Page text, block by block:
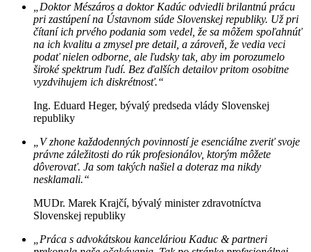
„Doktor Mészáros a doktor Kadúc odviedli brilantnú prácu
pri zastúpení na Ústavnom súde Slovenskej republiky. Už pri
čítaní ich prvého podania som vedel, že sa môžem spoľahnúť
na ich kvalitu a zmysel pre detail, a zároveň, že vedia veci
podať nielen odborne, ale ľudsky tak, aby im porozumelo
široké spektrum ľudí. Bez ďalších detailov pritom osobitne
vyzdvihujem ich diskrétnosť.“
Ing. Eduard Heger, bývalý predseda vlády Slovenskej
republiky
„V zhone každodenných povinností je esenciálne zveriť svoje
právne záležitosti do rúk profesionálov, ktorým môžete
dôverovať. Ja som takých našiel a doteraz ma nikdy
nesklamali.“
MUDr. Marek Krajčí, bývalý minister zdravotníctva
Slovenskej republiky
„Práca s advokátskou kanceláriou Kaduc & partneri